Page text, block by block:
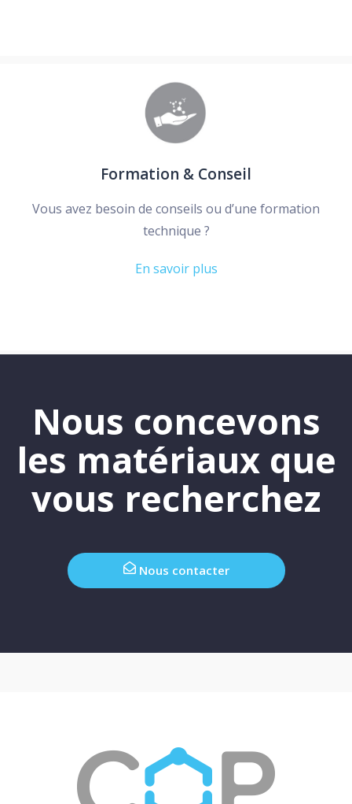
Formation & Conseil
Vous avez besoin de conseils ou d’une formation
technique ?
En savoir plus
Nous concevons
les matériaux que
vous recherchez
Nous contacter